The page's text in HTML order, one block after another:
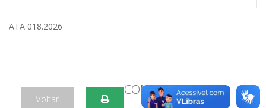
ATA 018.2026
Voltar
COMPARTILHAR